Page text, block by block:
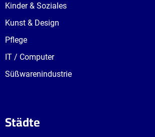
Kinder & Soziales
Kunst & Design
Pflege
IT / Computer
Süßwarenindustrie
Städte